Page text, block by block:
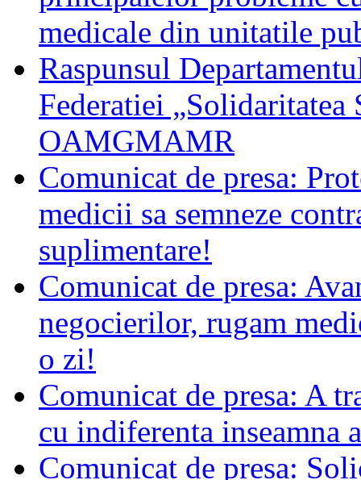
medicale din unitatile
Raspunsul
Federatiei „Solidaritatea
OAMGMAMR
Comunicat de presa:
medicii sa semneze
suplimentare!
Comunicat de presa:
negocierilor, rugam
o zi!
Comunicat de presa: A
cu indiferenta inseamna
Comunicat de presa: